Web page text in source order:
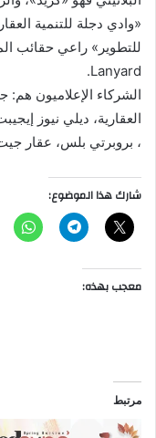
«وادي دجلة للتنمية
للتطوير» راعي حقائب
Lanyard.
الشركاء الإعلاميون هم:
العقارية، ديلي نيوز
، بروبرتي بلس، عقار
شارك هذا الموضوع:
معجب بهذه:
مرتبط